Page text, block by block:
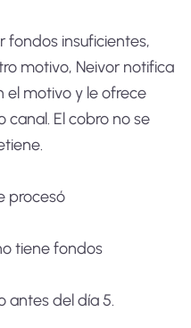
fondos insuficientes,
motivo, Neivor notifica
motivo y le ofrece
El cobro no se
procesó
tiene fondos
antes del día 5.